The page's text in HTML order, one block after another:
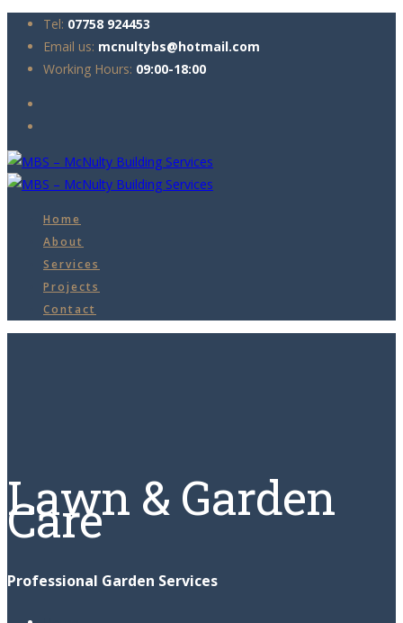
Tel: 07758 924453
Email us: mcnultybs@hotmail.com
Working Hours: 09:00-18:00
Home
About
Services
Projects
Contact
Lawn & Garden
Care
Professional Garden Services